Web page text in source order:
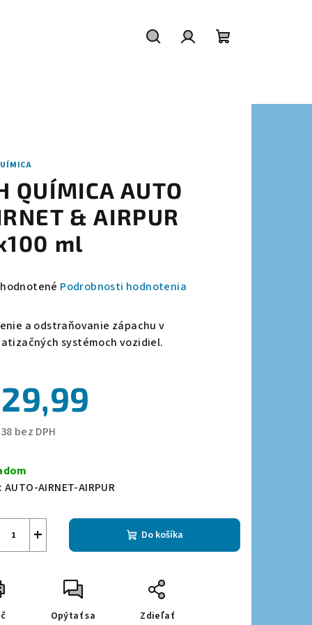
QUÍMICA AUTO
& AIRPUR
ml
Podrobnosti hodnotenia
a odstraňovanie zápachu v
systémoch vozidiel.
bez DPH
AUTO-AIRNET-AIRPUR
+ Do košíka
Opýtať sa Zdieľať